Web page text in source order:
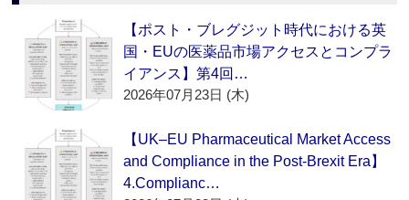
【ポスト・ブレグジット時代における英
国・EUの医薬品市場アクセスとコンプラ
イアンス】第4回…
2026年07月23日 (木)
【UK–EU Pharmaceutical Market Access
and Compliance in the Post-Brexit Era】
4.Complianc…